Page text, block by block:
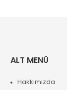
ALT MENÜ
Hakkımızda